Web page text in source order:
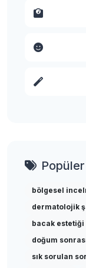
bölgesel
dermatolojik
bacak estetiği
doğum
sık sorulan